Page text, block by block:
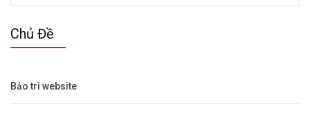
Chủ Đề
Bảo trì website